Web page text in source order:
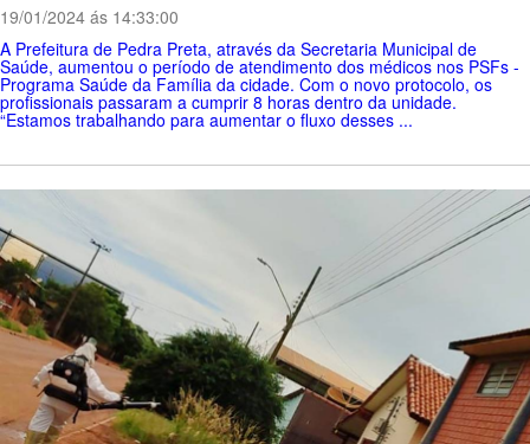
19/01/2024 ás 14:33:00
A Prefeitura de Pedra Preta, através da Secretaria Municipal de
Saúde, aumentou o período de atendimento dos médicos nos PSFs -
Programa Saúde da Família da cidade. Com o novo protocolo, os
profissionais passaram a cumprir 8 horas dentro da unidade.
“Estamos trabalhando para aumentar o fluxo desses ...